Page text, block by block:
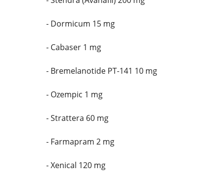
- Dormicum 15 mg
- Cabaser 1 mg
- Bremelanotide PT-141 10 mg
- Ozempic 1 mg
- Strattera 60 mg
- Farmapram 2 mg
- Xenical 120 mg